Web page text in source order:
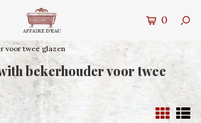
0
voor twee glazen
bekerhouder voor twee